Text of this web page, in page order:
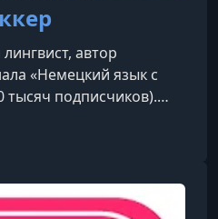
автор
«Немецкий язык с
тысяч подписчиков).
для
языка.